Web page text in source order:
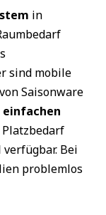
in
sind mobile
Saisonware
einfachen
Bei
problemlos